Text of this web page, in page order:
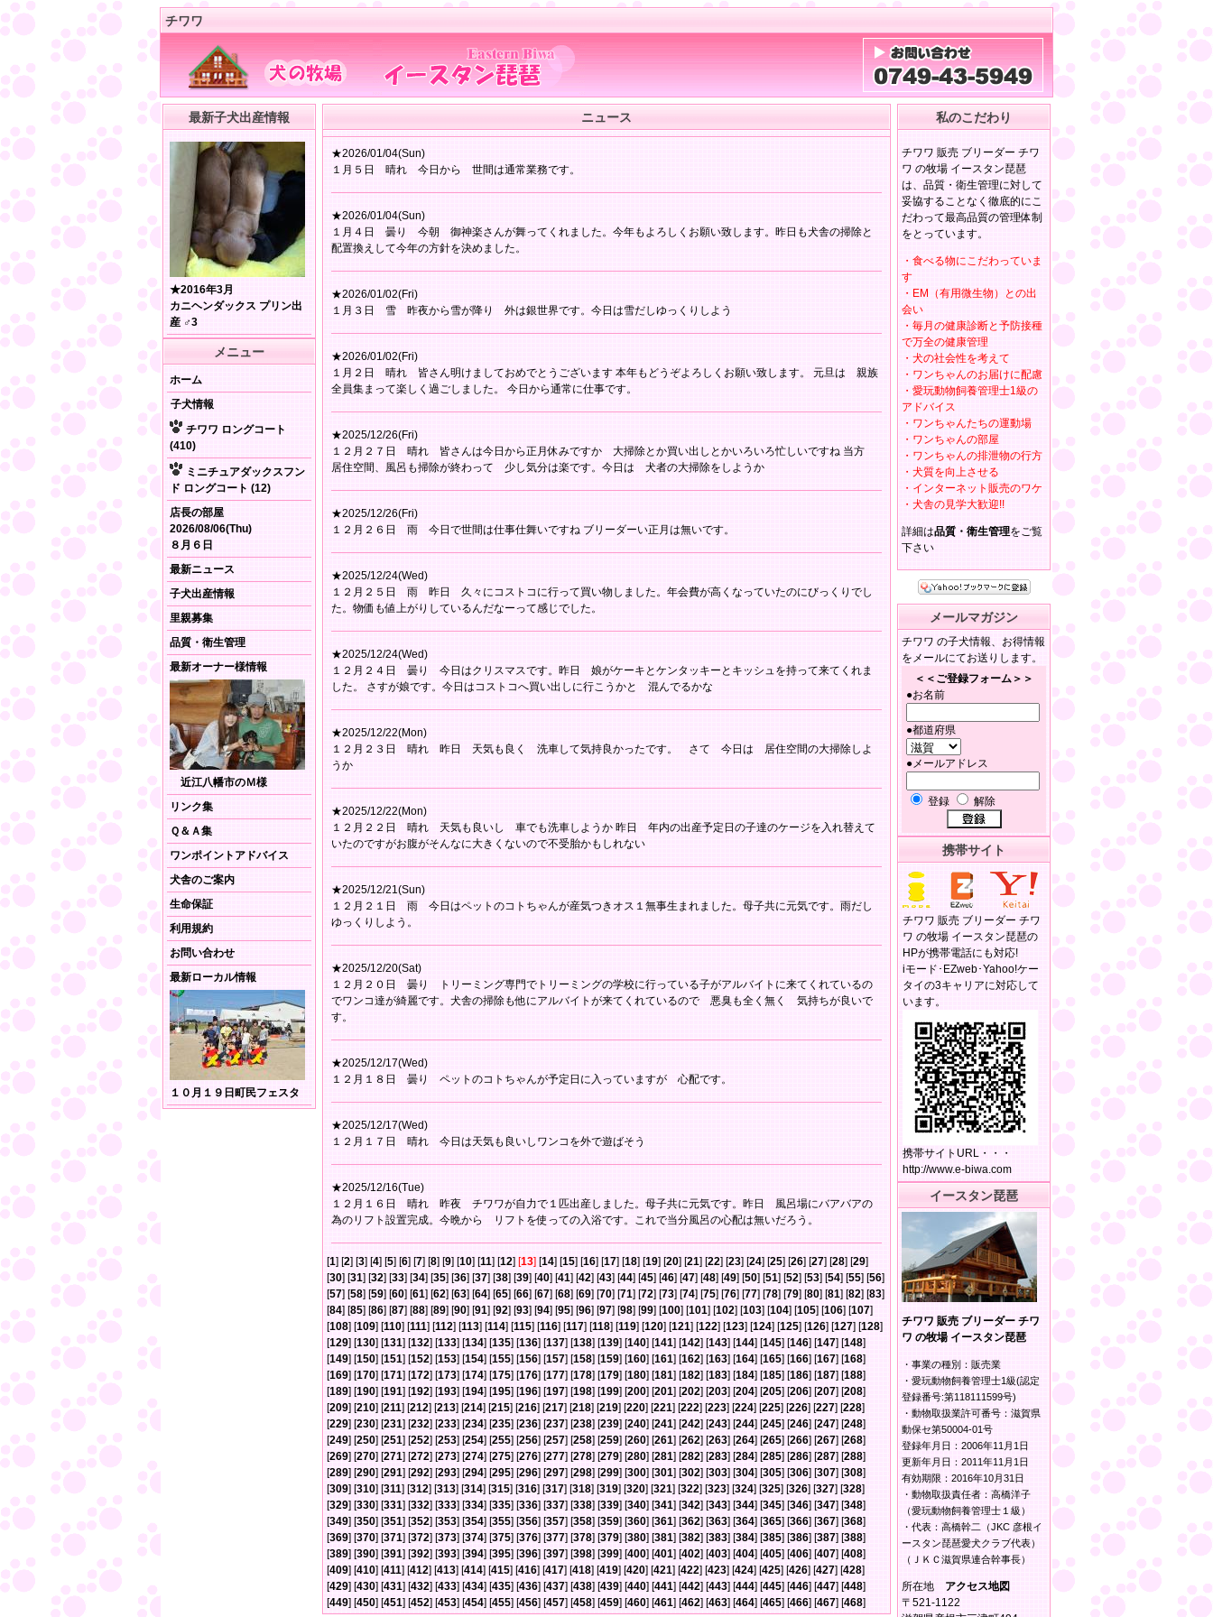
チワワ
最新子犬出産情報
★2016年3月
カニヘンダックス プリン出
産 ♂3
メニュー
ホーム
子犬情報
チワワ ロングコート
(410)
ミニチュアダックスフン
ド ロングコート (12)
店長の部屋
2026/08/06(Thu)
８月６日
最新ニュース
子犬出産情報
里親募集
品質・衛生管理
最新オーナー様情報
近江八幡市のＭ様
リンク集
Ｑ＆Ａ集
ワンポイントアドバイス
犬舎のご案内
生命保証
利用規約
お問い合わせ
最新ローカル情報
１０月１９日町民フェスタ
ニュース
★2026/01/04(Sun)
１月５日 晴れ 今日から 世間は通常業務です。
★2026/01/04(Sun)
１月４日 曇り 今朝 御神楽さんが舞ってくれました。今年もよろしくお願い致します。昨日も犬舎の掃除と
配置換えして今年の方針を決めました。
★2026/01/02(Fri)
１月３日 雪 昨夜から雪が降り 外は銀世界です。今日は雪だしゆっくりしよう
★2026/01/02(Fri)
１月２日 晴れ 皆さん明けましておめでとうございます 本年もどうぞよろしくお願い致します。 元旦は 親族
全員集まって楽しく過ごしました。 今日から通常に仕事です。
★2025/12/26(Fri)
１２月２７日 晴れ 皆さんは今日から正月休みですか 大掃除とか買い出しとかいろいろ忙しいですね 当方
居住空間、風呂も掃除が終わって 少し気分は楽です。今日は 犬者の大掃除をしようか
★2025/12/26(Fri)
１２月２６日 雨 今日で世間は仕事仕舞いですね ブリーダーい正月は無いです。
★2025/12/24(Wed)
１２月２５日 雨 昨日 久々にコストコに行って買い物しました。年会費が高くなっていたのにびっくりでし
た。物価も値上がりしているんだなーって感じでした。
★2025/12/24(Wed)
１２月２４日 曇り 今日はクリスマスです。昨日 娘がケーキとケンタッキーとキッシュを持って来てくれま
した。 さすが娘です。今日はコストコへ買い出しに行こうかと 混んでるかな
★2025/12/22(Mon)
１２月２３日 晴れ 昨日 天気も良く 洗車して気持良かったです。 さて 今日は 居住空間の大掃除しよ
うか
★2025/12/22(Mon)
１２月２２日 晴れ 天気も良いし 車でも洗車しようか 昨日 年内の出産予定日の子達のケージを入れ替えて
いたのですがお腹がそんなに大きくないので不受胎かもしれない
★2025/12/21(Sun)
１２月２１日 雨 今日はペットのコトちゃんが産気つきオス１無事生まれました。母子共に元気です。雨だし
ゆっくりしよう。
★2025/12/20(Sat)
１２月２０日 曇り トリーミング専門でトリーミングの学校に行っている子がアルバイトに来てくれているの
でワンコ達が綺麗です。犬舎の掃除も他にアルバイトが来てくれているので 悪臭も全く無く 気持ちが良いで
す。
★2025/12/17(Wed)
１２月１８日 曇り ペットのコトちゃんが予定日に入っていますが 心配です。
★2025/12/17(Wed)
１２月１７日 晴れ 今日は天気も良いしワンコを外で遊ばそう
★2025/12/16(Tue)
１２月１６日 晴れ 昨夜 チワワが自力で１匹出産しました。母子共に元気です。昨日 風呂場にバアバアの
為のリフト設置完成。今晩から リフトを使っての入浴です。これで当分風呂の心配は無いだろう。
[1] [2] [3] [4] [5] [6] [7] [8] [9] [10] [11] [12] [13] [14] [15] [16] [17] [18] [19] [20] [21] [22] [23] [24] [25] [26] [27] [28] [29]
[30] [31] [32] [33] [34] [35] [36] [37] [38] [39] [40] [41] [42] [43] [44] [45] [46] [47] [48] [49] [50] [51] [52] [53] [54] [55] [56]
[57] [58] [59] [60] [61] [62] [63] [64] [65] [66] [67] [68] [69] [70] [71] [72] [73] [74] [75] [76] [77] [78] [79] [80] [81] [82] [83]
[84] [85] [86] [87] [88] [89] [90] [91] [92] [93] [94] [95] [96] [97] [98] [99] [100] [101] [102] [103] [104] [105] [106] [107]
[108] [109] [110] [111] [112] [113] [114] [115] [116] [117] [118] [119] [120] [121] [122] [123] [124] [125] [126] [127] [128]
[129] [130] [131] [132] [133] [134] [135] [136] [137] [138] [139] [140] [141] [142] [143] [144] [145] [146] [147] [148]
[149] [150] [151] [152] [153] [154] [155] [156] [157] [158] [159] [160] [161] [162] [163] [164] [165] [166] [167] [168]
[169] [170] [171] [172] [173] [174] [175] [176] [177] [178] [179] [180] [181] [182] [183] [184] [185] [186] [187] [188]
[189] [190] [191] [192] [193] [194] [195] [196] [197] [198] [199] [200] [201] [202] [203] [204] [205] [206] [207] [208]
[209] [210] [211] [212] [213] [214] [215] [216] [217] [218] [219] [220] [221] [222] [223] [224] [225] [226] [227] [228]
[229] [230] [231] [232] [233] [234] [235] [236] [237] [238] [239] [240] [241] [242] [243] [244] [245] [246] [247] [248]
[249] [250] [251] [252] [253] [254] [255] [256] [257] [258] [259] [260] [261] [262] [263] [264] [265] [266] [267] [268]
[269] [270] [271] [272] [273] [274] [275] [276] [277] [278] [279] [280] [281] [282] [283] [284] [285] [286] [287] [288]
[289] [290] [291] [292] [293] [294] [295] [296] [297] [298] [299] [300] [301] [302] [303] [304] [305] [306] [307] [308]
[309] [310] [311] [312] [313] [314] [315] [316] [317] [318] [319] [320] [321] [322] [323] [324] [325] [326] [327] [328]
[329] [330] [331] [332] [333] [334] [335] [336] [337] [338] [339] [340] [341] [342] [343] [344] [345] [346] [347] [348]
[349] [350] [351] [352] [353] [354] [355] [356] [357] [358] [359] [360] [361] [362] [363] [364] [365] [366] [367] [368]
[369] [370] [371] [372] [373] [374] [375] [376] [377] [378] [379] [380] [381] [382] [383] [384] [385] [386] [387] [388]
[389] [390] [391] [392] [393] [394] [395] [396] [397] [398] [399] [400] [401] [402] [403] [404] [405] [406] [407] [408]
[409] [410] [411] [412] [413] [414] [415] [416] [417] [418] [419] [420] [421] [422] [423] [424] [425] [426] [427] [428]
[429] [430] [431] [432] [433] [434] [435] [436] [437] [438] [439] [440] [441] [442] [443] [444] [445] [446] [447] [448]
[449] [450] [451] [452] [453] [454] [455] [456] [457] [458] [459] [460] [461] [462] [463] [464] [465] [466] [467] [468]
私のこだわり
チワワ 販売 ブリーダー チワ
ワ の牧場 イースタン琵琶
は、品質・衛生管理に対して
妥協することなく徹底的にこ
だわって最高品質の管理体制
をとっています。
・食べる物にこだわっていま
す
・EM（有用微生物）との出
会い
・毎月の健康診断と予防接種
で万全の健康管理
・犬の社会性を考えて
・ワンちゃんのお届けに配慮
・愛玩動物飼養管理士1級の
アドバイス
・ワンちゃんたちの運動場
・ワンちゃんの部屋
・ワンちゃんの排泄物の行方
・犬質を向上させる
・インターネット販売のワケ
・犬舎の見学大歓迎!!
詳細は品質・衛生管理をご覧
下さい
メールマガジン
チワワ の子犬情報、お得情報
をメールにてお送りします。
＜＜ご登録フォーム＞＞
●お名前
●都道府県
●メールアドレス
登録 解除
携帯サイト
チワワ 販売 ブリーダー チワ
ワ の牧場 イースタン琵琶の
HPが携帯電話にも対応!
iモード･EZweb･Yahoo!ケー
タイの3キャリアに対応して
います。
携帯サイトURL・・・
http://www.e-biwa.com
イースタン琵琶
チワワ 販売 ブリーダー チワ
ワ の牧場 イースタン琵琶
・事業の種別：販売業
・愛玩動物飼養管理士1級(認定
登録番号:第118111599号)
・動物取扱業許可番号：滋賀県
動保セ第50004-01号
登録年月日：2006年11月1日
更新年月日：2011年11月1日
有効期限：2016年10月31日
・動物取扱責任者：高橋洋子
（愛玩動物飼養管理士１級）
・代表：高橋幹二（JKC 彦根イ
ースタン琵琶愛犬クラブ代表）
（ＪＫＣ滋賀県連合幹事長）
所在地 アクセス地図
〒521-1122